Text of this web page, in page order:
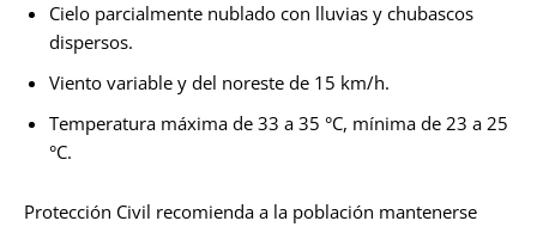
Cielo parcialmente nublado con lluvias y chubascos
dispersos.
Viento variable y del noreste de 15 km/h.
Temperatura máxima de 33 a 35 °C, mínima de 23 a 25
°C.
Protección Civil recomienda a la población mantenerse